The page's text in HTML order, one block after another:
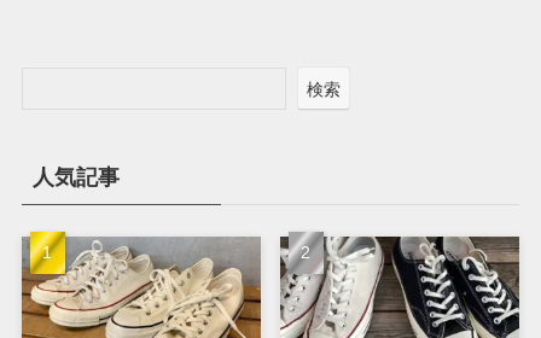
検索
人気記事